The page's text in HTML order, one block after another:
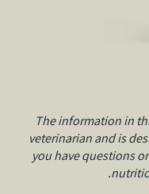
The information in
veterinarian and is
you have questions